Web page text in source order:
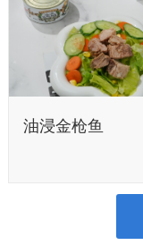
油浸金枪鱼